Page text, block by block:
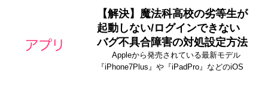
【解決】魔法科高校の劣等生が
起動しない/ログインできない
バグ不具合障害の対処設定方法
Appleから発売されている最新モデル
『iPhone7Plus』や『iPadPro』などのiOS